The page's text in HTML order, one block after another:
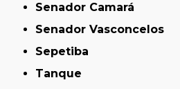
Senador Camará
Senador Vasconcelos
Sepetiba
Tanque